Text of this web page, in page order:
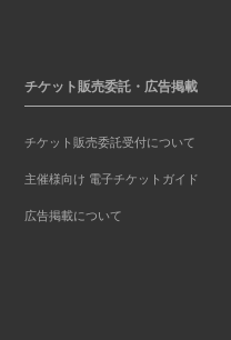
チケット販売委託・広告掲載
チケット販売委託受付について
主催様向け 電子チケットガイド
広告掲載について